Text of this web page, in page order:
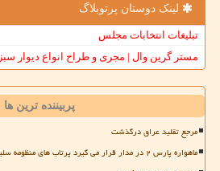
لینک دوستان پرتوبلاگ
تبلیغات انتخابات مجلس
مستر گرین وال | مجری و طراح انواع دیوار سبز
پربیننده ترین ها
مرجع تقلید عراق درگذشت
ماهواره پارس ۲ در مدار قرار می گیرد پرتاب های منظومه سلیمانی در۱۴۰۵